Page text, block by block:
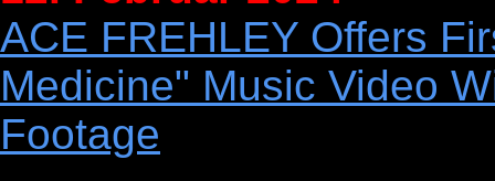
ACE FREHLEY Offers
Medicine" Music Video
Footage